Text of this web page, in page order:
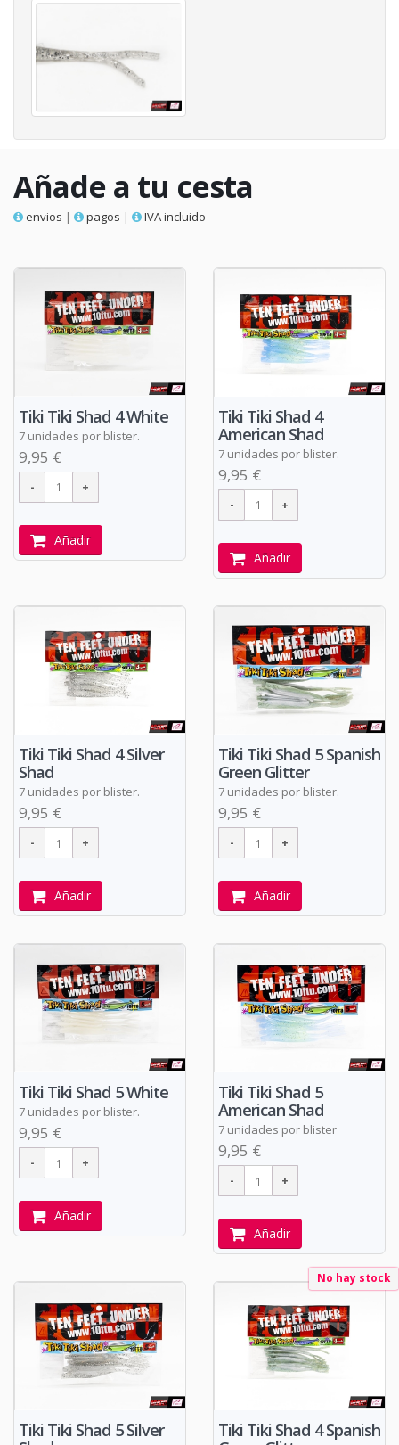
Añade a tu cesta
envios | pagos | IVA incluido
Tiki Tiki Shad 4 White
7 unidades por blister.
9,95 €
Añadir
Tiki Tiki Shad 4
American Shad
7 unidades por blister.
9,95 €
Añadir
Tiki Tiki Shad 4 Silver
Shad
7 unidades por blister.
9,95 €
Añadir
Tiki Tiki Shad 5 Spanish
Green Glitter
7 unidades por blister.
9,95 €
Añadir
Tiki Tiki Shad 5 White
7 unidades por blister.
9,95 €
Añadir
Tiki Tiki Shad 5
American Shad
7 unidades por blister
9,95 €
Añadir
Tiki Tiki Shad 5 Silver
No hay stock
Tiki Tiki Shad 4 Spanish